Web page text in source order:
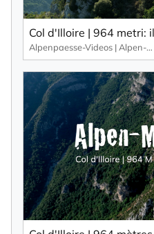
Alpenpaesse-Videos | Alpen-Marathon